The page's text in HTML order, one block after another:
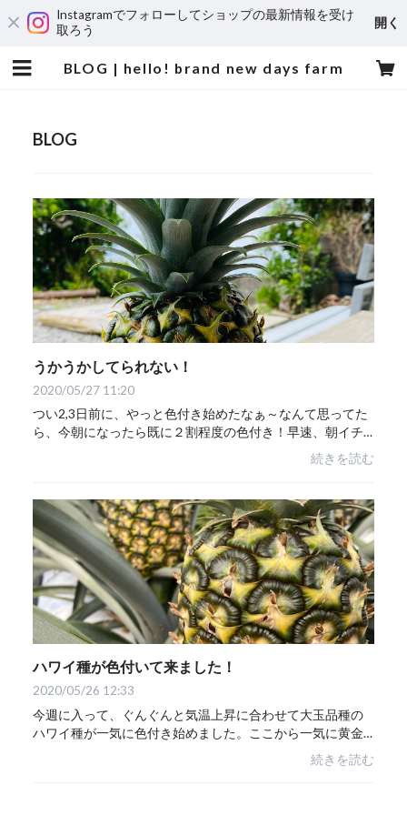
Instagramでフォローしてショップの最新情報を受け
取ろう
開く
BLOG | hello! brand new days farm
BLOG
うかうかしてられない！
2020/05/27 11:20
つい2,3日前に、やっと色付き始めたなぁ～なんて思ってた
ら、今朝になったら既に２割程度の色付き！早速、朝イチ
にお試し収穫で味や身質のチェック。色付き始めたら早い
続きを読む
ハワイ種が色付いて来ました！
2020/05/26 12:33
今週に入って、ぐんぐんと気温上昇に合わせて大玉品種の
ハワイ種が一気に色付き始めました。ここから一気に黄金
色に色付き、完熟パイナップルへと変身！スナックパイン
続きを読む